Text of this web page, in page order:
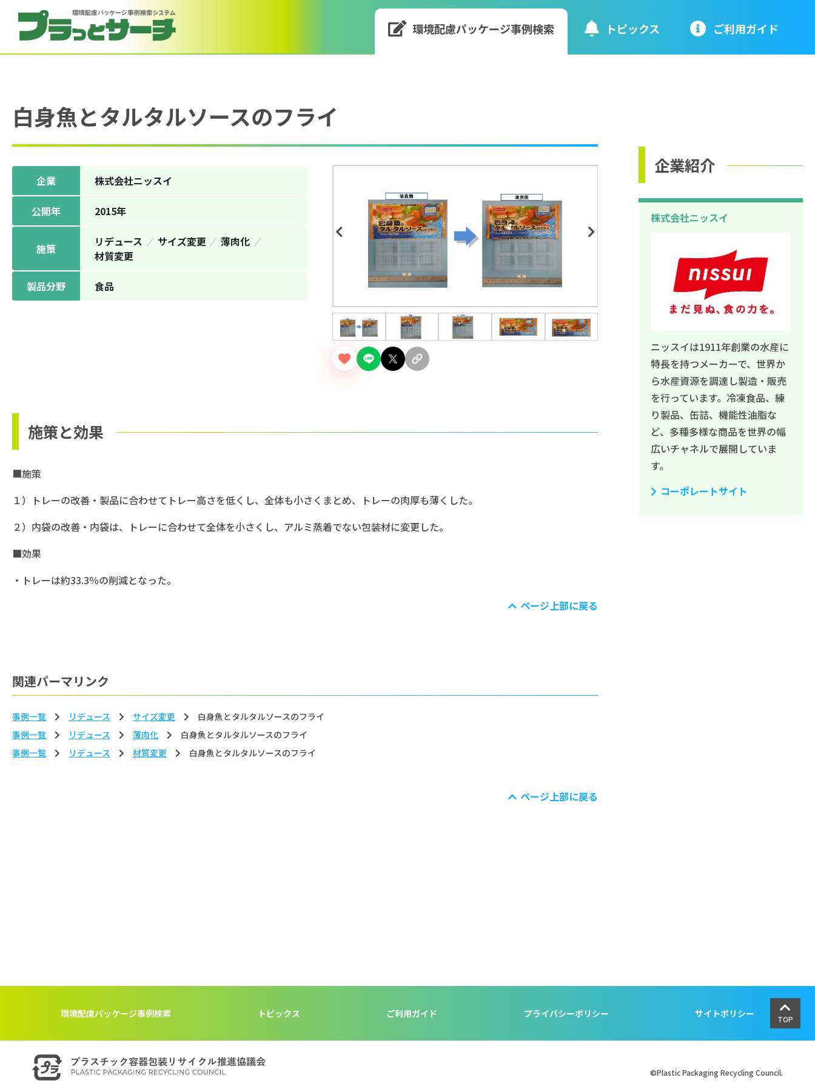
環境配慮パッケージ事例検索 トピックス ご利⽤ガイド
白身魚とタルタルソースのフライ
Previous Next
企業 株式会社ニッスイ
公開年 2015年
施策 リデュース サイズ変更
薄⾁化
材質変更
製品分野 ⾷品
施策と効果
■施策
１）トレーの改善・製品に合わせてトレー高さを低くし、全体も小さくまとめ、トレーの肉厚も薄くした。
２）内袋の改善・内袋は、トレーに合わせて全体を小さくし、アルミ蒸着でない包装材に変更した。
■効果
・トレーは約33.3％の削減となった。
ページ上部に戻る
関連パーマリンク
事例一覧 リデュース サイズ変更
白身魚とタルタルソースのフライ
事例一覧
リデュース 薄⾁化
白身魚とタルタルソースのフライ
事例一覧
リデュース 材質変更 白身魚とタルタルソースのフライ
ページ上部に戻る
企業紹介
株式会社ニッスイ
ニッスイは1911年創業の水産に
特長を持つメーカーで、世界か
ら水産資源を調達し製造・販売
を行っています。冷凍食品、練
り製品、缶詰、機能性油脂な
ど、多種多様な商品を世界の幅
広いチャネルで展開していま
す。
コーポレートサイト
TOP
環境配慮パッケージ事例検索 トピックス ご利用ガイド プライバシーポリシー サイトポリシー
©Plastic Packaging Recycling Council.